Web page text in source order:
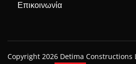
Επικοινωνία
Copyright 2026 Detima Constructions